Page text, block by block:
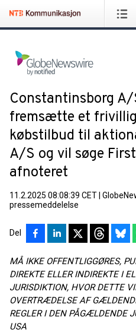
Constantinsborg
fremsætte et
købstilbud til
A/S og vil søge
afnoteret
11.2.2025 08:08:39 CET
pressemeddelelse
Del
MÅ IKKE OFFENTLIGGØRES,
DIREKTE ELLER INDIREKTE I
JURISDIKTION, HVOR DETTE
OVERTRÆDELSE AF
REGLER I DEN PÅGÆLDENDE
USA